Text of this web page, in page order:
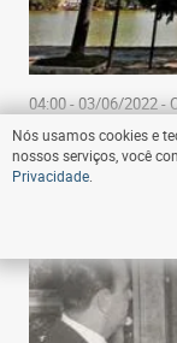
04:00 - 03/06/2022-
Força-tarefa
geologia e
Nós usamos cookies e
nossos serviços, você
Privacidade